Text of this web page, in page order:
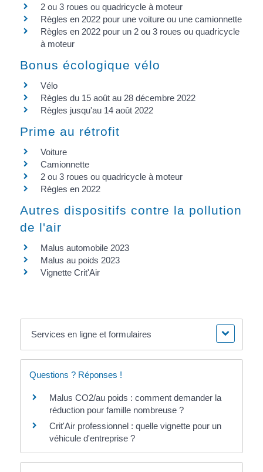
2 ou 3 roues ou quadricycle à moteur
Règles en 2022 pour une voiture ou une camionnette
Règles en 2022 pour un 2 ou 3 roues ou quadricycle
à moteur
Bonus écologique vélo
Vélo
Règles du 15 août au 28 décembre 2022
Règles jusqu'au 14 août 2022
Prime au rétrofit
Voiture
Camionnette
2 ou 3 roues ou quadricycle à moteur
Règles en 2022
Autres dispositifs contre la pollution
de l'air
Malus automobile 2023
Malus au poids 2023
Vignette Crit'Air
Services en ligne et formulaires
Questions ? Réponses !
Malus CO2/au poids : comment demander la
réduction pour famille nombreuse ?
Crit'Air professionnel : quelle vignette pour un
véhicule d'entreprise ?